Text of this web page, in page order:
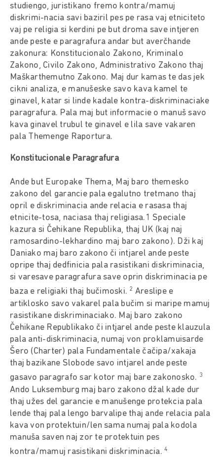
studiengo, juristikano fremo kontra/mamuj
diskrimi-nacia savi baziril pes pe rasa vaj etniciteto
vaj pe religia si kerdini pe but droma save intjeren
ande peste e paragrafura andar but averčhande
zakonura: Konstitucionalo Zakono, Kriminalo
Zakono, Civilo Zakono, Administrativo Zakono thaj
Maškarthemutno Zakono. Maj dur kamas te das jek
cikni analiza, e manušeske savo kava kamel te
ginavel, katar si linde kadale kontra-diskriminaciake
paragrafura. Pala maj but informacie o manuš savo
kava ginavel trubul te ginavel e lila save vakaren
pala Themenge Raportura.
Konstitucionale Paragrafura
Ande but Europake Thema, Maj baro themesko
zakono del garancie pala egalutno tretmano thaj
opril e diskriminacia ande relacia e rasasa thaj
etnicite-tosa, naciasa thaj religiasa.1 Speciale
kazura si Čehikane Republika, thaj UK (kaj naj
ramosardino-lekhardino maj baro zakono). Dži kaj
Daniako maj baro zakono či intjarel ande peste
opripe thaj dedfinicia pala rasistikani diskriminacia,
si varesave paragrafura save oprin diskriminacia pe
baza e religiaki thaj bučimoski. 2 Areslipe e
artiklosko savo vakarel pala bučim si maripe mamuj
rasistikane diskriminaciako. Maj baro zakono
Čehikane Republikako či intjarel ande peste klauzula
pala anti-diskriminacia, numaj von proklamuisarde
Šero (Charter) pala Fundamentale čačipa/xakaja
thaj bazikane Slobode savo intjarel ande peste
gasavo paragrafo sar kotor maj bare zakonosko. 3
Ando Luksemburg maj baro zakono džal kade dur
thaj užes del garancie e manušenge protekcia pala
lende thaj pala lengo barvalipe thaj ande relacia pala
kava von protektuin/len sama numaj pala kodola
manuša saven naj zor te protektuin pes
kontra/mamuj rasistikani diskriminacia. 4